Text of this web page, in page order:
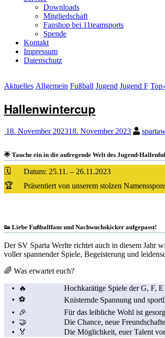
Downloads
Mitgliedschaft
Fanshop bei 11teamsports
Spende
Kontakt
Impressum
Datenschutz
Aktuelles Allgemein Fußball Jugend Jugend F
Hallenwintercup
18. November 202318. November 2023
🌟 Tauche ein in die aufregende Welt des Jugend-
🗓️
Datum: 25.11. – 26.11.2023
🏆
Präsentiert von unserem stolzen
👟 Liebe Fußballfans und Nachwuchskicker aufgepasst!
Der SV Sparta Werlte richtet auch in diesem Jahr
voller spannender Spiele, Begeisterung und
🌈 Was erwartet euch?
• 🔥
Hochkarätige Spiele der G, F,
• ⚽
Knisternde Spannung und
• 🎉
Für das leibliche Wohl ist
• 🤝
Die Chance, neue
• 🏅
Die Möglichkeit, euer Talent